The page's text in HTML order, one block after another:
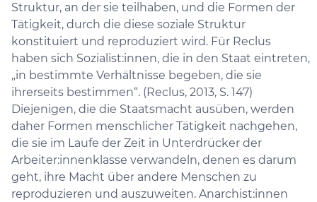
Struktur, an der sie teilhaben, und die Formen der
Tätigkeit, durch die diese soziale Struktur
konstituiert und reproduziert wird. Für Reclus
haben sich Sozialist:innen, die in den Staat eintreten,
„in bestimmte Verhältnisse begeben, die sie
ihrerseits bestimmen“. (Reclus, 2013, S. 147)
Diejenigen, die die Staatsmacht ausüben, werden
daher Formen menschlicher Tätigkeit nachgehen,
die sie im Laufe der Zeit in Unterdrücker der
Arbeiter:innenklasse verwandeln, denen es darum
geht, ihre Macht über andere Menschen zu
reproduzieren und auszuweiten. Anarchist:innen